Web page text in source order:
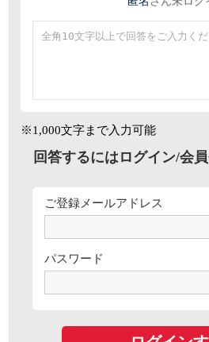
※1,000文字まで入力可能
回答するにはログイン/会
ご登録メールアドレス
パスワード